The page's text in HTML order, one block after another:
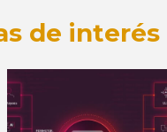
de interés